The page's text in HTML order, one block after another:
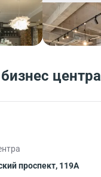
центра
проспект, 119А